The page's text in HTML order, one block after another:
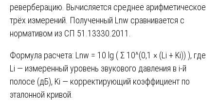
реверберацию. Вычисляется среднее арифметическое
трёх измерений. Полученный Lnw сравнивается с
нормативом из СП 51.13330.2011.
Формула расчета: Lnw = 10 lg ( Σ 10^(0,1 × (Li + Ki)) ), где
Li — измеренный уровень звукового давления в i-й
полосе (дБ), Ki — корректирующий коэффициент по
эталонной кривой.